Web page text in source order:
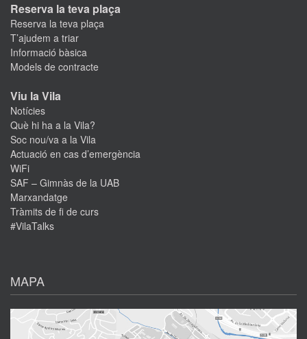
Reserva la teva plaça
Reserva la teva plaça
T’ajudem a triar
Informació bàsica
Models de contracte
Viu la Vila
Notícies
Què hi ha a la Vila?
Soc nou/va a la Vila
Actuació en cas d’emergència
WiFi
SAF – Gimnàs de la UAB
Marxandatge
Tràmits de fi de curs
#VilaTalks
MAPA